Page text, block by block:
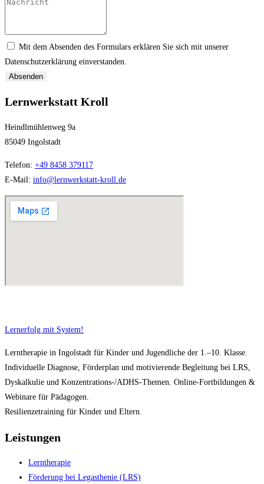
Mit dem Absenden des Formulars erklären Sie sich mit unserer
Datenschutzerklärung einverstanden.
Absenden
Lernwerkstatt Kroll
Heindlmühlenweg 9a
85049 Ingolstadt
Telefon: +49 8458 379117
E-Mail: info@lernwerkstatt-kroll.de
Lernerfolg mit System!
Lerntherapie in Ingolstadt für Kinder und Jugendliche der 1.–10. Klasse.
Individuelle Diagnose, Förderplan und motivierende Begleitung bei LRS,
Dyskalkulie und Konzentrations-/ADHS-Themen. Online-Fortbildungen &
Webinare für Pädagogen.
Resilienzetraining für Kinder und Eltern.
Leistungen
Lerntherapie
Förderung bei Legasthenie (LRS)